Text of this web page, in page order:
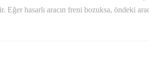
hasarlı aracın freni bozuksa, öndeki